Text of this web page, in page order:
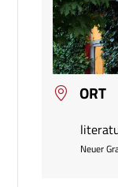
ORT
Neuer